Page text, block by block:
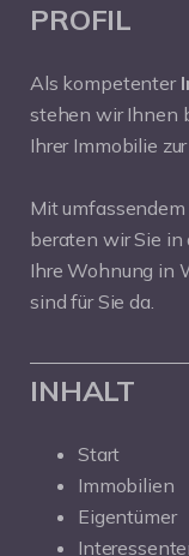
PROFIL
Als kompetenter
stehen wir Ihnen
Ihrer Immobilie
Mit
beraten wir Sie in
Ihre Wohnung in
sind für Sie da.
INHALT
Start
Immobilien
Eigentümer